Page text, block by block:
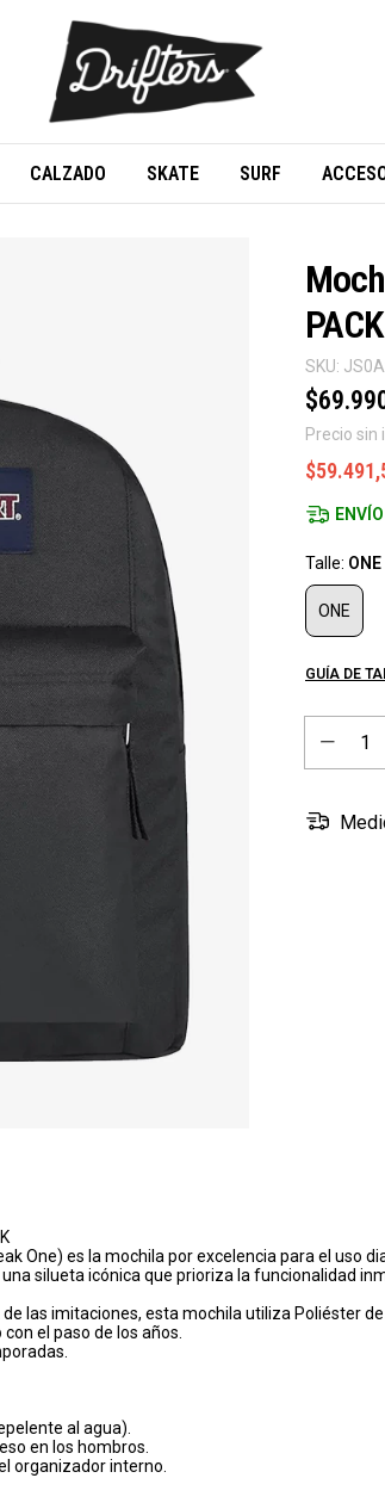
CALZADO SKATE SURF
SKU:
Precio sin
Talle: ONE
ONE
GUÍA DE
One) es la mochila por excelencia para el uso
silueta icónica que prioriza la funcionalidad
las imitaciones, esta mochila utiliza Poliéster
el paso de los años.
al agua).
en los hombros.
organizador interno.